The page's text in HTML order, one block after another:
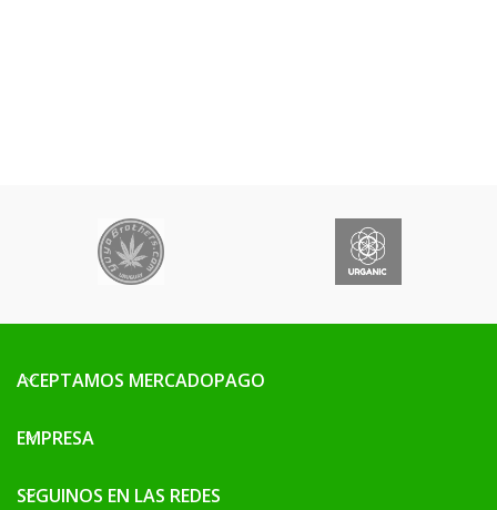
ACEPTAMOS MERCADOPAGO
EMPRESA
SEGUINOS EN LAS REDES